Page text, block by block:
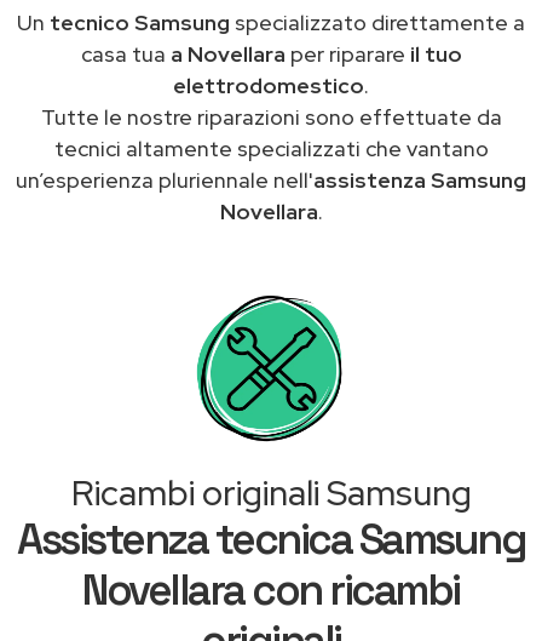
Un tecnico Samsung specializzato direttamente a
casa tua a Novellara per riparare il tuo
elettrodomestico.
Tutte le nostre riparazioni sono effettuate da
tecnici altamente specializzati che vantano
un’esperienza pluriennale nell'assistenza Samsung
Novellara.
Ricambi originali Samsung
Assistenza tecnica Samsung
Novellara con ricambi